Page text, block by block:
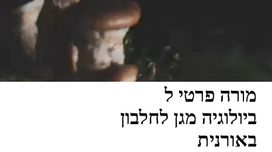
מורה פרטי ל
ביולוגיה מגן לחלבון
באורנית